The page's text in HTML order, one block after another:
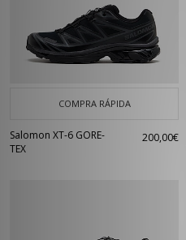
COMPRA RÁPIDA
Salomon XT-6 GORE-
TEX
200,00€